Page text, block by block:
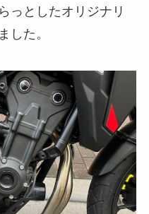
っとしたオリジナリ
した。